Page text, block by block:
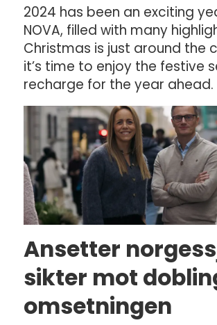
2024 has been an exciting
NOVA, filled with many
Christmas is just around the
it’s time to enjoy the festive
recharge for the year ahead.
Ansetter
sikter mot
omsetningen